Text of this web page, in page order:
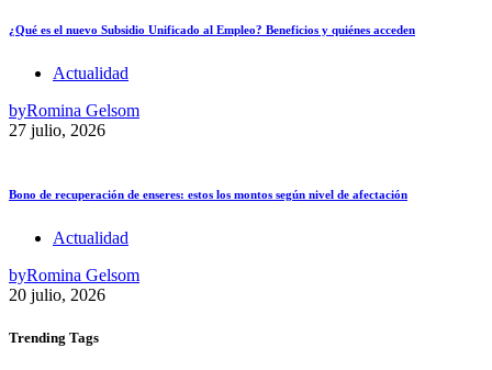
¿Qué es el nuevo Subsidio Unificado al Empleo? Beneficios y quiénes acceden
Actualidad
byRomina Gelsom
27 julio, 2026
Bono de recuperación de enseres: estos los montos según nivel de afectación
Actualidad
byRomina Gelsom
20 julio, 2026
Trending Tags